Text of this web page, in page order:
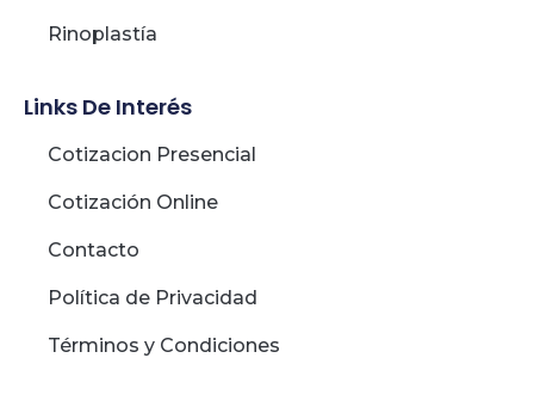
Rinoplastía
Links De Interés
Cotizacion Presencial
Cotización Online
Contacto
Política de Privacidad
Términos y Condiciones